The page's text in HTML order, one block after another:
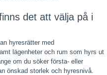
det att välja på i
hyresrätter med
lägenheter och rum som hyrs ut
om du söker första- eller
önskad storlek och hyresnivå.